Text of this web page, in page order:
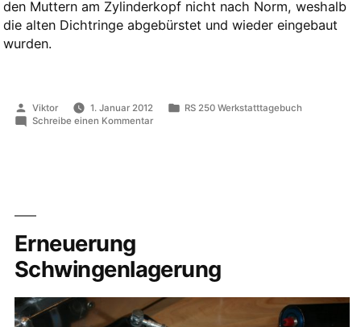
den Muttern am Zylinderkopf nicht nach Norm, weshalb
die alten Dichtringe abgebürstet und wieder eingebaut
wurden.
Veröffentlicht
von
Viktor 1. Januar 2012
Veröffentlicht
RS 250 Werkstatttagebuch
Schreibe einen Kommentarzu
Erneuerung
Schwingenlagerung